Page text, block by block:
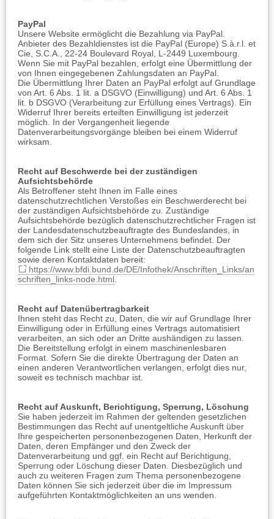
PayPal
Unsere Website ermöglicht die Bezahlung via PayPal.
Anbieter des Bezahldienstes ist die PayPal (Europe) S.à.r.l. et
Cie, S.C.A., 22-24 Boulevard Royal, L-2449 Luxembourg.
Wenn Sie mit PayPal bezahlen, erfolgt eine Übermittlung der
von Ihnen eingegebenen Zahlungsdaten an PayPal.
Die Übermittlung Ihrer Daten an PayPal erfolgt auf Grundlage
von Art. 6 Abs. 1 lit. a DSGVO (Einwilligung) und Art. 6 Abs. 1
lit. b DSGVO (Verarbeitung zur Erfüllung eines Vertrags). Ein
Widerruf Ihrer bereits erteilten Einwilligung ist jederzeit
möglich. In der Vergangenheit liegende
Datenverarbeitungsvorgänge bleiben bei einem Widerruf
wirksam.
Recht auf Beschwerde bei der zuständigen
Aufsichtsbehörde
Als Betroffener steht Ihnen im Falle eines
datenschutzrechtlichen Verstoßes ein Beschwerderecht bei
der zuständigen Aufsichtsbehörde zu. Zuständige
Aufsichtsbehörde bezüglich datenschutzrechtlicher Fragen ist
der Landesdatenschutzbeauftragte des Bundeslandes, in
dem sich der Sitz unseres Unternehmens befindet. Der
folgende Link stellt eine Liste der Datenschutzbeauftragten
sowie deren Kontaktdaten bereit:
https://www.bfdi.bund.de/DE/Infothek/Anschriften_Links/an
schriften_links-node.html
Recht auf Datenübertragbarkeit
Ihnen steht das Recht zu, Daten, die wir auf Grundlage Ihrer
Einwilligung oder in Erfüllung eines Vertrags automatisiert
verarbeiten, an sich oder an Dritte aushändigen zu lassen.
Die Bereitstellung erfolgt in einem maschinenlesbaren
Format. Sofern Sie die direkte Übertragung der Daten an
einen anderen Verantwortlichen verlangen, erfolgt dies nur,
soweit es technisch machbar ist.
Recht auf Auskunft, Berichtigung, Sperrung, Löschung
Sie haben jederzeit im Rahmen der geltenden gesetzlichen
Bestimmungen das Recht auf unentgeltliche Auskunft über
Ihre gespeicherten personenbezogenen Daten, Herkunft der
Daten, deren Empfänger und den Zweck der
Datenverarbeitung und ggf. ein Recht auf Berichtigung,
Sperrung oder Löschung dieser Daten. Diesbezüglich und
auch zu weiteren Fragen zum Thema personenbezogene
Daten können Sie sich jederzeit über die im Impressum
aufgeführten Kontaktmöglichkeiten an uns wenden.